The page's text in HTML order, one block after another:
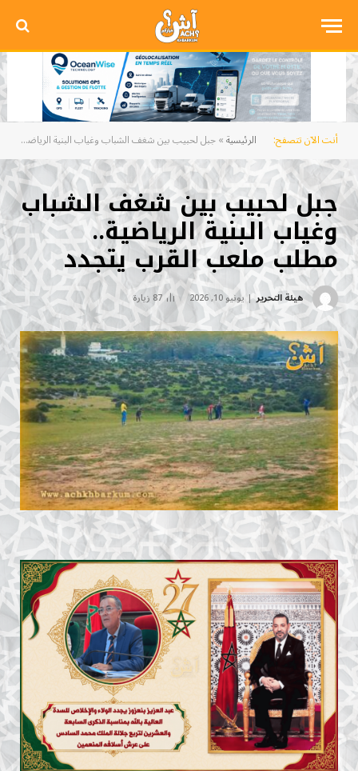
أنت الآن تتصفح: الرئيسية»جبل لحبيب بين شغف الشباب وغياب البنية الرياضية.. مطلب ملعب القرب يتجدد
جبل لحبيب بين شغف الشباب
وغياب البنية الرياضية..
مطلب ملعب القرب يتجدد
هيئة التحرير يونيو 10, 2026 87 زيارة